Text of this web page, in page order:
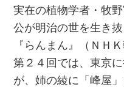
実在の植物学者・牧
公が明治の世を生き
『らんまん』（ＮＨ
第２４回では、東京
が、姉の綾に「峰屋